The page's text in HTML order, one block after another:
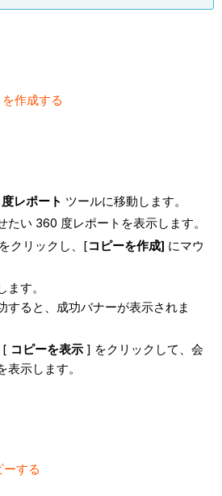
作成する
レポート ツールに移動します。
たい 360 度レポートを表示します。
をクリックし、[コピーを作成] にマウ
ます。
すると、成功バナーが表示されま
[ コピーを表示] をクリックして、会
示します。
する